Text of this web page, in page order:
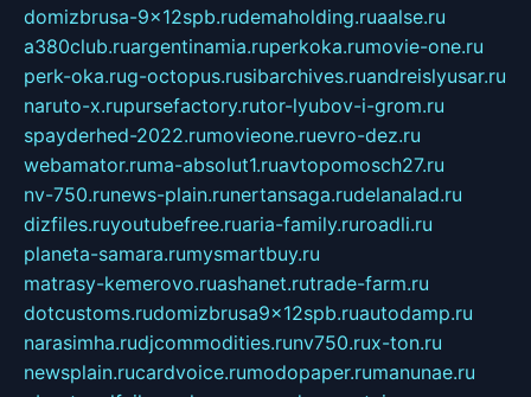
domizbrusa-9x12spb.rudemaholding.ruaalse.ru
a380club.ruargentinamia.ruperkoka.rumovie-one.ru
perk-oka.rug-octopus.rusibarchives.ruandreislyusar.ru
naruto-x.rupursefactory.rutor-lyubov-i-grom.ru
spayderhed-2022.rumovieone.ruevro-dez.ru
webamator.ruma-absolut1.ruavtopomosch27.ru
nv-750.runews-plain.runertansaga.rudelanalad.ru
dizfiles.ruyoutubefree.ruaria-family.ruroadli.ru
planeta-samara.rumysmartbuy.ru
matrasy-kemerovo.ruashanet.rutrade-farm.ru
dotcustoms.rudomizbrusa9x12spb.ruautodamp.ru
narasimha.rudjcommodities.runv750.rux-ton.ru
newsplain.rucardvoice.rumodopaper.rumanunae.ru